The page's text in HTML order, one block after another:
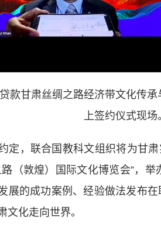
甘肃丝绸之路经济带文化传承
上签约仪式现场
，联合国教科文组织将为甘肃
路（敦煌）国际文化博览会”，
展的成功案例、经验做法发布
文化走向世界。